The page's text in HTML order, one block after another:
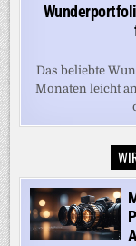
Das beliebte
Monaten leicht